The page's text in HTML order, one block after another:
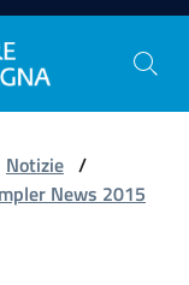
Notizie /
News 2015